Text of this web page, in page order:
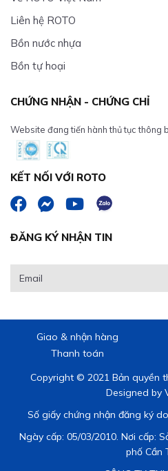
Liên hệ ROTO
Bồn nước nhựa
Bồn tự hoại
CHỨNG NHẬN - CHỨNG CHỈ
Website đang tiến hành thủ tục thông
KẾT NỐI VỚI ROTO
ĐĂNG KÝ NHẬN TIN
Giao & nhận hàng
Thanh toán
Copyright © 2021 Bản quyền
Designed by
Số giấy chứng nhận đăng ký
Ngày cấp: 05/03/2010. Nơi cấp:
phố Cần